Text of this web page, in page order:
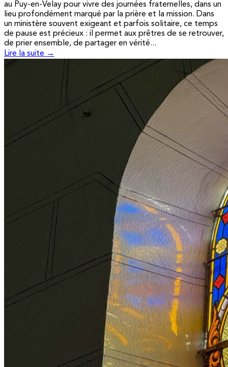
au Puy-en-Velay pour vivre des journées fraternelles, dans un
lieu profondément marqué par la prière et la mission. Dans
un ministère souvent exigeant et parfois solitaire, ce temps
de pause est précieux : il permet aux prêtres de se retrouver,
de prier ensemble, de partager en vérité...
Lire la suite →